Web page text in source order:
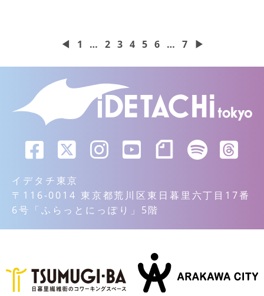
1
◀ … 2 3 4 5 6 … ▶
7
イデタチ東京
〒116-0014 東京都荒川区東日暮里六丁目17番
6号「ふらっとにっぽり」5階